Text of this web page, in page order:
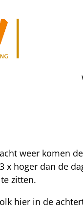
weer komen
x hoger dan de
zitten.
hier in de